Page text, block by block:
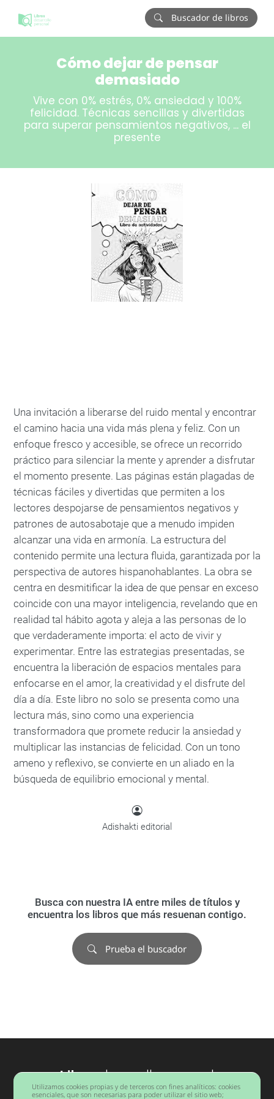
Buscador de libros
Cómo dejar de pensar
demasiado
Vive con 0% estrés, 0% ansiedad y 100%
felicidad. Técnicas sencillas y divertidas
para superar pensamientos negativos, ... el
presente
Una invitación a liberarse del ruido mental y encontrar
el camino hacia una vida más plena y feliz. Con un
enfoque fresco y accesible, se ofrece un recorrido
práctico para silenciar la mente y aprender a disfrutar
el momento presente. Las páginas están plagadas de
técnicas fáciles y divertidas que permiten a los
lectores despojarse de pensamientos negativos y
patrones de autosabotaje que a menudo impiden
alcanzar una vida en armonía. La estructura del
contenido permite una lectura fluida, garantizada por la
perspectiva de autores hispanohablantes. La obra se
centra en desmitificar la idea de que pensar en exceso
coincide con una mayor inteligencia, revelando que en
realidad tal hábito agota y aleja a las personas de lo
que verdaderamente importa: el acto de vivir y
experimentar. Entre las estrategias presentadas, se
encuentra la liberación de espacios mentales para
enfocarse en el amor, la creatividad y el disfrute del
día a día. Este libro no solo se presenta como una
lectura más, sino como una experiencia
transformadora que promete reducir la ansiedad y
multiplicar las instancias de felicidad. Con un tono
ameno y reflexivo, se convierte en un aliado en la
búsqueda de equilibrio emocional y mental.
Adishakti editorial
Busca con nuestra IA entre miles de títulos y
encuentra los libros que más resuenan contigo.
Prueba el buscador
Librosdesarrollo personal
Barcelona
Utilizamos cookies propias y de terceros con fines analíticos: cookies
esenciales, que son necesarias para poder utilizar el sitio web;